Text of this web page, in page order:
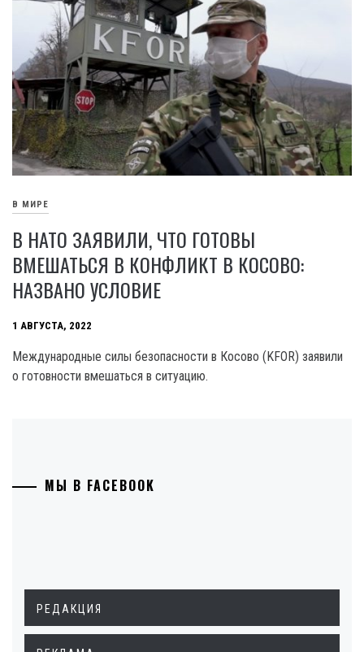
В МИРЕ
В НАТО ЗАЯВИЛИ, ЧТО ГОТОВЫ
ВМЕШАТЬСЯ В КОНФЛИКТ В КОСОВО:
НАЗВАНО УСЛОВИЕ
1 АВГУСТА, 2022
Международные силы безопасности в Косово (KFOR) заявили
о готовности вмешаться в ситуацию.
МЫ В FACEBOOK
РЕДАКЦИЯ